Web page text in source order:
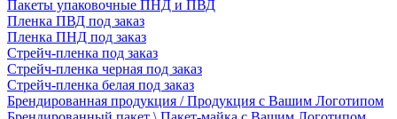
Пакеты упаковочные ПНД и ПВД
Пленка ПВД под заказ
Пленка ПНД под заказ
Стрейч-пленка под заказ
Стрейч-пленка черная под заказ
Стрейч-пленка белая под заказ
Брендированная продукция / Продукция с Вашим Логотипом